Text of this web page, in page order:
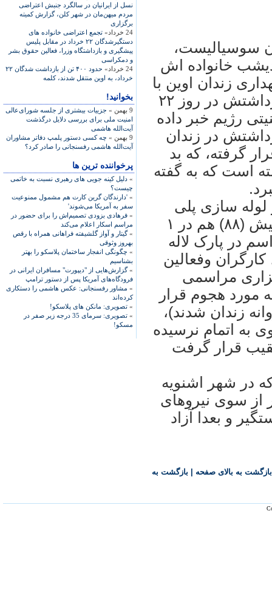
نسل از ايرانيان در سالگرد جنبش اعتراضی
مردم ميهن‌مان در شهر کلن، گزارش کميته
برگزاری
24 خرداد»
تجمع اعتراضی خانواده های
دستگيرشدگان ۲۲ خرداد در مقابل پليس
پيشگيری و بازداشتگاه وزرا، فعالين حقوق بشر
و دمکراسی
24 خرداد»
حدود ۴۰۰ تن از بازداشت شدگان ۲۲
خرداد، به اوين منتقل شدند، کلمه
بخوانید!
9 بهمن »
جزییات بیشتری از جلسه شورای‌عالی
امنیت ملی برای بررسی دلایل درگذشت
آیت‌الله هاشمی
9 بهمن »
چه کسی دستور پلمپ دفاتر مشاوران
آیت‌الله هاشمی رفسنجانی را صادر کرد؟
پرخواننده ترین ها
» دلیل کینه جویی های رهبری نسبت به خاتمی
چیست؟
» 'دارندگان گرین کارت هم مشمول ممنوعیت
سفر به آمریکا می‌شوند'
» فرهادی بزودی تصمیم‌اش را برای حضور در
مراسم اسکار اعلام می‌کند
»گیتار و آواز گلشیفته فراهانی همراه با رقص
بهروز وثوقی
» چگونگی انفجار ساختمان پلاسکو را بهتر
بشناسیم
»گزارش‌هایی از "دیپورت" مسافران ایرانی در
فرودگاه‌های آمریکا پس از دستور ترامپ
» مشاور رفسنجانی: عکس هاشمی را دستکاری
کرده‌اند
» تصویری: مانکن های پلاسکو!
»
تصویری: سرمای 35 درجه زیر صفر در
مسکو!
سوسياليست،
ديشب خانواده اش
زندان اوين با
برادرش در اشنويه تماس گرفته و از بازداشتش در روز ۲۲
رژيم خبر داده
در زندان
گرفته، که بد
است که به گفته
لوله سازی پلی
اتيلن شورآباد شهر ری است، که سال پيش (۸۸) هم در ۱
در پارک لاله
وفعالين
مراسمی
مورد هجوم قرار
زندان شدند)،
به اتمام نرسيده
قرار گرفت
در شهر اشنويه
از سال پيش تاکنون ۲ بار از سوی نيروهای
و بعدا آزاد
بازگشت به بالای صفحه بازگشت به